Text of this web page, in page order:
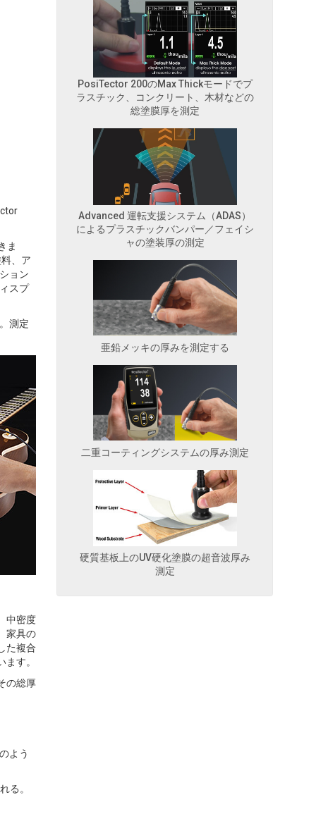
ま
、ア
ョン
スプ
測定
中密度
家具の
た複合
す。
の総厚
よう
る。
PosiTector 200のMax Thickモードでプ
ラスチック、コンクリート、木材などの
総塗膜厚を測定
Advanced 運転支援システム（ADAS）
によるプラスチックバンパー／フェイシ
ャの塗装厚の測定
亜鉛メッキの厚みを測定する
二重コーティングシステムの厚み測定
硬質基板上のUV硬化塗膜の超音波厚み
測定